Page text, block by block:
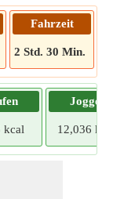
Fahrzeit
2 Std. 30 Min.
kcal
Joggen
12,036